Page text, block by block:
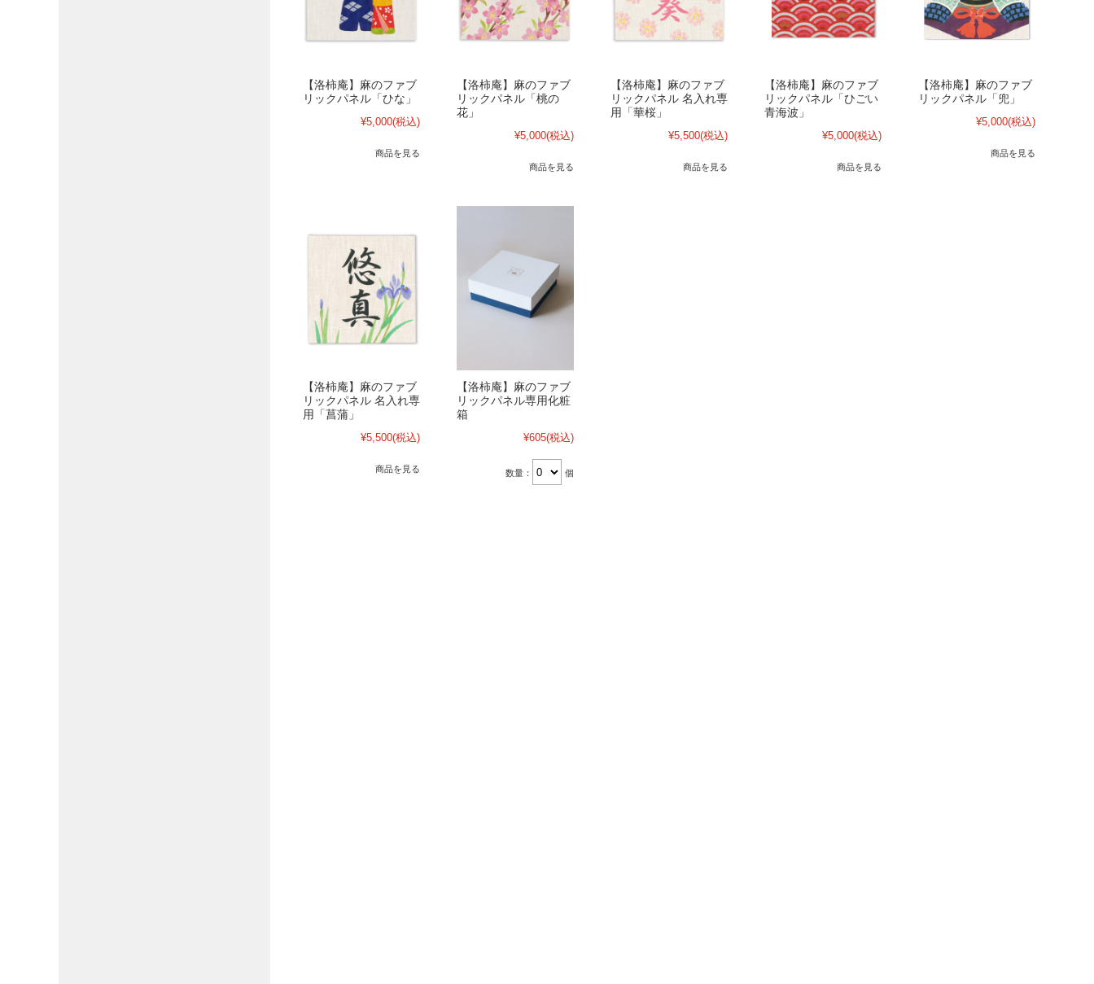
【洛柿庵】麻のファブ
リックパネル「ひな」
¥5,000(税込)
商品を見る
【洛柿庵】麻のファブ
リックパネル「桃の
花」
¥5,000(税込)
商品を見る
【洛柿庵】麻のファブ
リックパネル 名入れ専
用「華桜」
¥5,500(税込)
商品を見る
【洛柿庵】麻のファブ
リックパネル「ひごい
青海波」
¥5,000(税込)
商品を見る
【洛柿庵】麻のファブ
リックパネル「兜」
¥5,000(税込)
商品を見る
【洛柿庵】麻のファブ
リックパネル 名入れ専
用「菖蒲」
¥5,500(税込)
商品を見る
【洛柿庵】麻のファブ
リックパネル専用化粧
箱
¥605(税込)
数量： 個